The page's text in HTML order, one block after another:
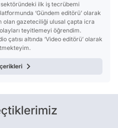
sektöründeki ilk iş tecrübemi
‘Gündem editörü’ olarak
olan gazeteciliği ulusal çapta icra
teyitlemeyi öğrendim.
çatısı altında ‘Video editörü’ olarak